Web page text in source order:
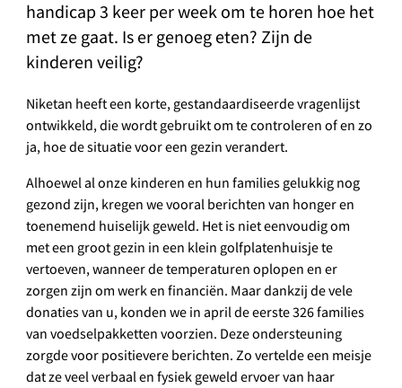
handicap 3 keer per week om te horen hoe het
met ze gaat. Is er genoeg eten? Zijn de
kinderen veilig?
Niketan heeft een korte, gestandaardiseerde vragenlijst
ontwikkeld, die wordt gebruikt om te controleren of en zo
ja, hoe de situatie voor een gezin verandert.
Alhoewel al onze kinderen en hun families gelukkig nog
gezond zijn, kregen we vooral berichten van honger en
toenemend huiselijk geweld. Het is niet eenvoudig om
met een groot gezin in een klein golfplatenhuisje te
vertoeven, wanneer de temperaturen oplopen en er
zorgen zijn om werk en financiën. Maar dankzij de vele
donaties van u, konden we in april de eerste 326 families
van voedselpakketten voorzien. Deze ondersteuning
zorgde voor positievere berichten. Zo vertelde een meisje
dat ze veel verbaal en fysiek geweld ervoer van haar